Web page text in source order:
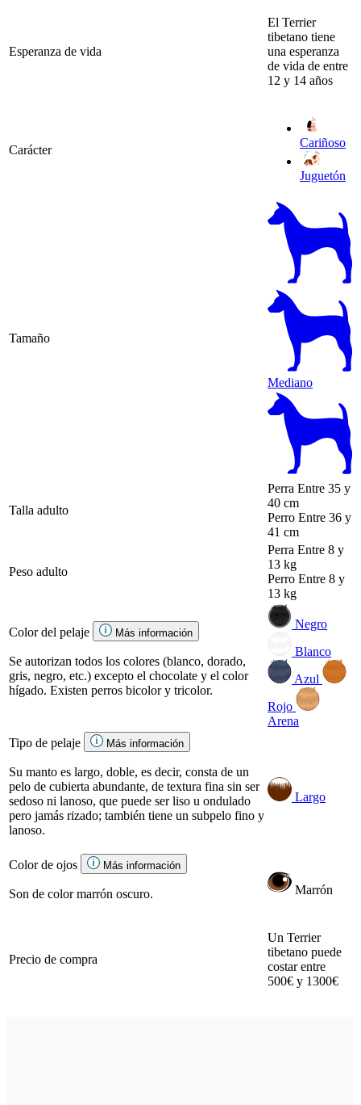
Esperanza de vida
El Terrier
tibetano tiene
una esperanza
de vida de entre
12 y 14 años
Carácter
Cariñoso
Juguetón
Tamaño
Mediano
Talla adulto
Perra Entre 35 y
40 cm
Perro Entre 36 y
41 cm
Peso adulto
Perra Entre 8 y
13 kg
Perro Entre 8 y
13 kg
Color del pelaje Más información
Se autorizan todos los colores (blanco, dorado,
gris, negro, etc.) excepto el chocolate y el color
hígado. Existen perros bicolor y tricolor.
Negro
Blanco
Azul
Rojo
Arena
Tipo de pelaje
Más información
Su manto es largo, doble, es decir, consta de un
pelo de cubierta abundante, de textura fina sin ser
sedoso ni lanoso, que puede ser liso u ondulado
pero jamás rizado; también tiene un subpelo fino y
lanoso.
Largo
Color de ojos Más información
Son de color marrón oscuro. Marrón
Precio de compra
Un Terrier
tibetano puede
costar entre
500€ y 1300€